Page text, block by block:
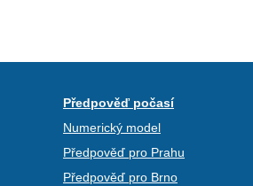
Předpověď počasí
Numerický model
Předpověď pro Prahu
Předpověď pro Brno